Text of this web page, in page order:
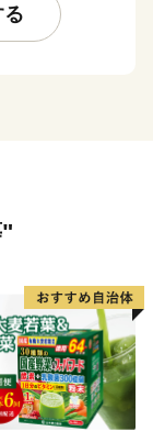
れ都会から移
な事業に取り
たり、「心の
ご支援を受
ります。「原
に興味を持ち
賛同いただき